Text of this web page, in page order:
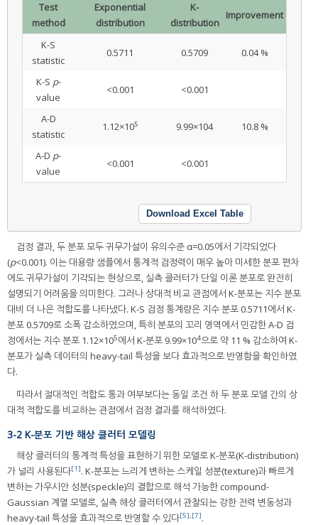
Test
method
Exponential
distribution
K-
distribution
Improvement
K-S
statistic
0.5711 0.5709 0.04 %
K-S p-
value
<0.001 <0.001
A-D
statistic
1.12×105 9.99×104 10.8 %
A-D p-
value
<0.001 <0.001
Download Excel Table
검정 결과, 두 분포 모두 귀무가설이 유의수준 α=0.05에서 기각되었다
(p<0.001). 이는 대용량 샘플에서 통계적 검정력이 매우 높아 미세한 분포 편차
에도 귀무가설이 기각되는 현상으로, 실측 클러터가 단일 이론 분포로 완전히
설명되기 어려움을 의미한다. 그러나 상대적 비교 관점에서 K-분포는 지수 분포
대비 더 나은 적합도를 나타냈다. K-S 검정 통계량은 지수 분포 0.5711에서 K-
분포 0.5709로 소폭 감소하였으며, 특히 분포의 꼬리 영역에서 민감한 A-D 검
정에서는 지수 분포 1.12×105에서 K-분포 9.99×104으로 약 11 % 감소하여 K-
분포가 실측 데이터의 heavy-tail 특성을 보다 효과적으로 반영함을 확인하였
다.
따라서 절대적인 적합도 통과 여부보다는 동일 조건 하 두 분포 모델 간의 상
대적 적합도를 비교하는 관점에서 검정 결과를 해석하였다.
3-2 K-분포 기반 해상 클러터 모델링
해상 클러터의 통계적 특성을 표현하기 위한 모델로 K-분포(K-distribution)
가 널리 사용된다[1]. K-분포는 느리게 변하는 스케일 성분(texture)과 빠르게
변하는 가우시안 성분(speckle)의 결합으로 해석 가능한 compound-
Gaussian 계열 모델로, 실측 해상 클러터에서 관찰되는 강한 전력 변동성과
heavy-tail 특성을 효과적으로 반영할 수 있다[5],[7].